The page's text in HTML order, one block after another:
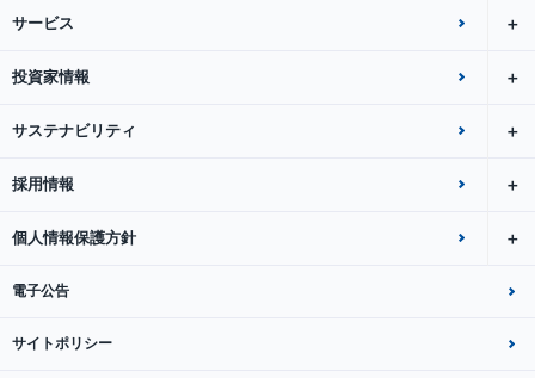
サービス
投資家情報
サステナビリティ
採用情報
個人情報保護方針
電子公告
サイトポリシー